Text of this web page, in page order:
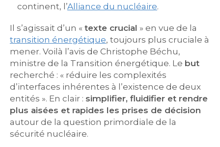
continent, l’Alliance du nucléaire.
Il s’agissait d’un « texte crucial » en vue de la
transition énergétique, toujours plus cruciale à
mener. Voilà l’avis de Christophe Béchu,
ministre de la Transition énergétique. Le but
recherché : « réduire les complexités
d’interfaces inhérentes à l’existence de deux
entités ». En clair : simplifier, fluidifier et rendre
plus aisées et rapides les prises de décision
autour de la question primordiale de la
sécurité nucléaire.